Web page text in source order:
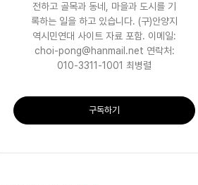
전하고 골목과 동네, 마을과 도시를 기
록하는 일을 하고 있습니다. (구)안양지
역시민연대 사이트 자료 포함. 이메일:
choi-pong@hanmail.net 연락처:
010-3311-1001 최병렬
구독하기